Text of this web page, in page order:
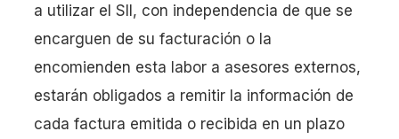
a utilizar el SII, con independencia de que se
encarguen de su facturación o la
encomienden esta labor a asesores externos,
estarán obligados a remitir la información de
cada factura emitida o recibida en un plazo